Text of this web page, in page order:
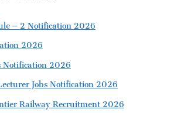
– 2 Notification 2026
2026
2026
Jobs Notification 2026
Railway Recruitment 2026